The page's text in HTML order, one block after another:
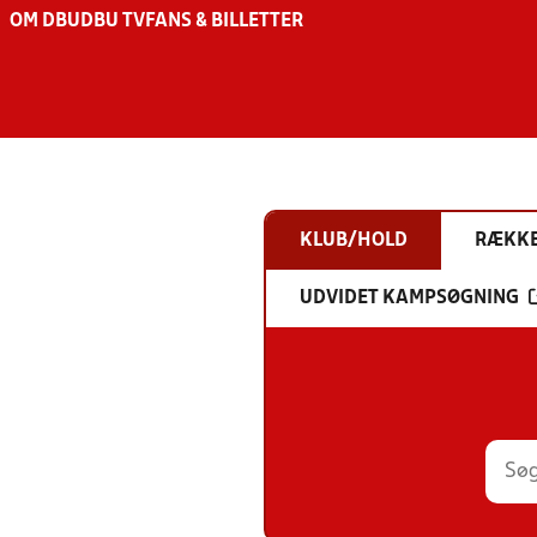
OM DBU DBU TV FANS & BILLETTER
KLUB/HOLD
UDVIDET KAMPSØGNING